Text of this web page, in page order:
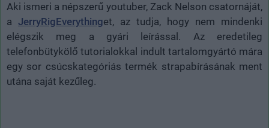
Aki ismeri a népszerű youtuber, Zack Nelson csatornáját,
a JerryRigEverythinget, az tudja, hogy nem mindenki
elégszik meg a gyári leírással. Az eredetileg
telefonbütykölő tutorialokkal indult tartalomgyártó mára
egy sor csúcskategóriás termék strapabírásának ment
utána saját kezűleg.